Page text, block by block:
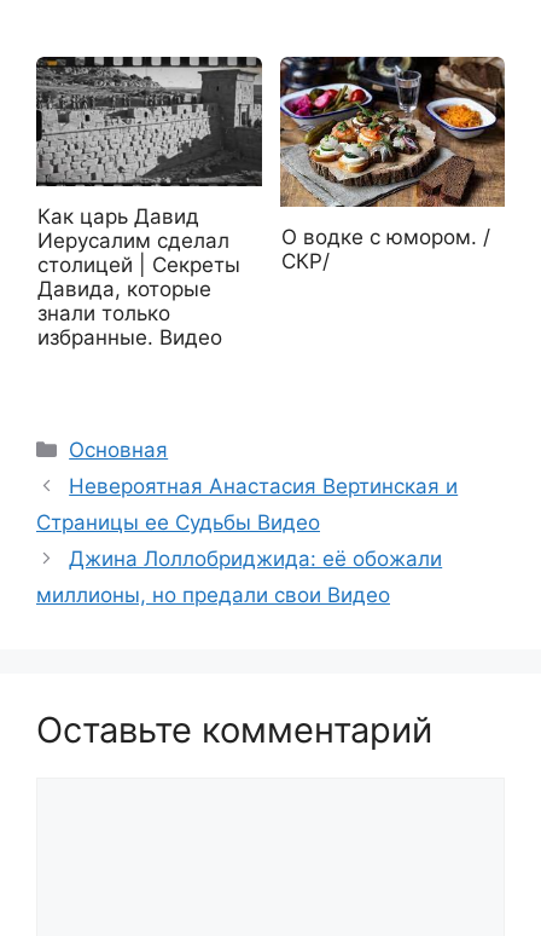
Как царь Давид
Иерусалим сделал
столицей | Секреты
Давида, которые
знали только
избранные. Видео
О водке с юмором. /
СКР/
Рубрики
Основная
Невероятная Анастасия Вертинская и
Страницы ее Судьбы Видео
Джина Лоллобриджида: её обожали
миллионы, но предали свои Видео
Оставьте комментарий